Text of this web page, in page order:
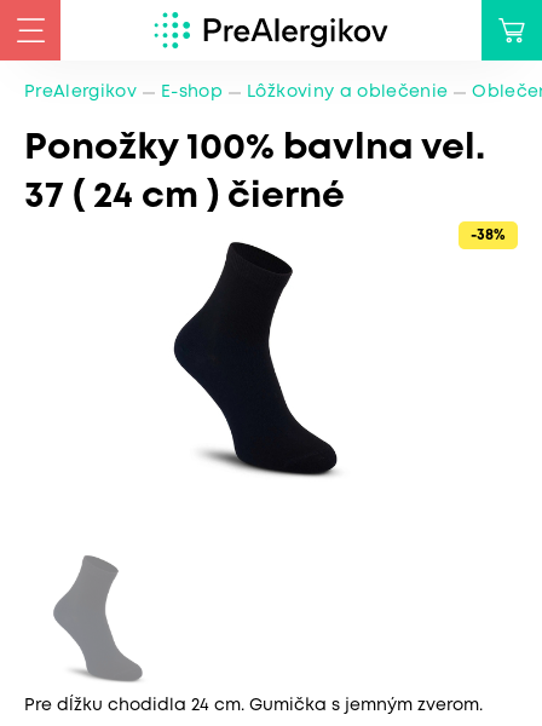
PreAlergikov E-shop Lôžkoviny a oblečenie
Ponožky 100% bavlna vel.
37 ( 24 cm ) čierné
-38%
Pre dĺžku chodidla 24 cm. Gumička s jemným zverom.